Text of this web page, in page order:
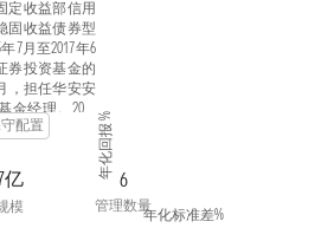
定收益部信用
固收益债券型
7月至2017年6
券投资基金的
，担任华安安
经理。2018
配置混合型证
型证券投资
年8月至2021
定期开放债券
年12月至2024
配置
亿
模
6
管理数量
年化回报 %
年化标准差%